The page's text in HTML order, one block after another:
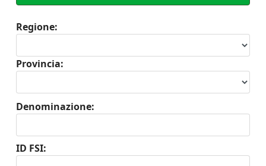
Regione:
Provincia:
Denominazione:
ID FSI: